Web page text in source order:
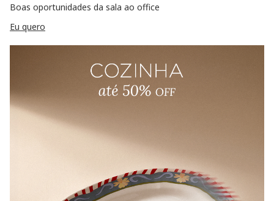
Boas oportunidades da sala ao office
Eu quero